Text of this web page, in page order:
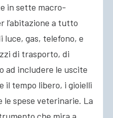
in sette macro-
l’abitazione a tutto
luce, gas, telefono, e
di trasporto, di
ad includere le uscite
il tempo libero, i gioielli
spese veterinarie. La